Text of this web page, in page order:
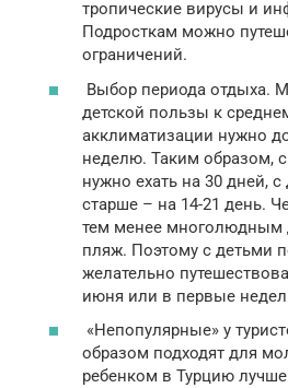
тропические вирусы и
Подросткам можно
ограничений.
Выбор периода отдыха.
детской пользы к
акклиматизации нужно
неделю. Таким образом,
нужно ехать на 30 дней,
старше – на 14-21 день.
тем менее многолюдным
пляж. Поэтому с детьми
желательно
июня или в первые
«Непопулярные» у
образом подходят для
ребенком в Турцию